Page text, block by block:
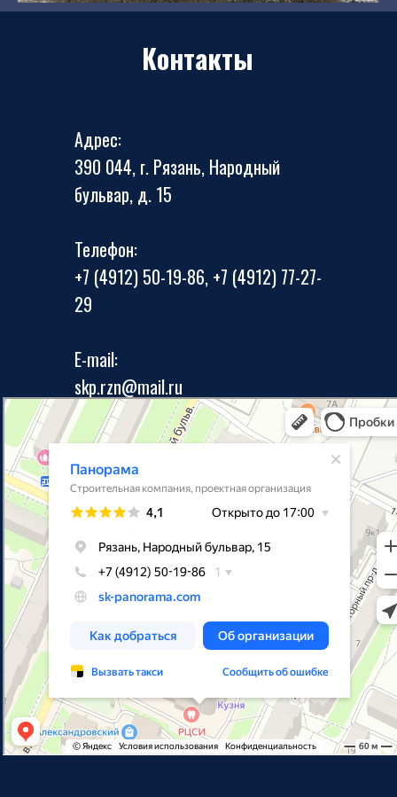
Контакты
Адрес:
390 044, г. Рязань, Народный
бульвар, д. 15
Телефон:
+7 (4912) 50-19-86, +7 (4912) 77-27-
29
E-mail:
skp.rzn@mail.ru
Панорама
Строительная компания в Рязани
Проектная организация в Рязани